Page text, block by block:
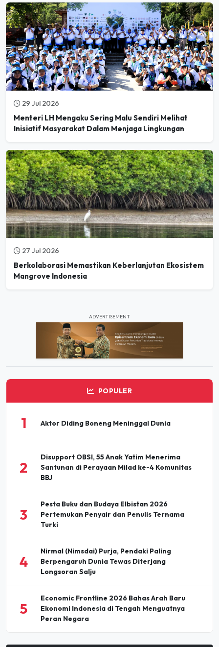
29 Jul 2026
Menteri LH Mengaku Sering Malu Sendiri Melihat
Inisiatif Masyarakat Dalam Menjaga Lingkungan
27 Jul 2026
Berkolaborasi Memastikan Keberlanjutan Ekosistem
Mangrove Indonesia
ADVERTISEMENT
POPULER
1 Aktor Diding Boneng Meninggal Dunia
2
Disupport OBSI, 55 Anak Yatim Menerima
Santunan di Perayaan Milad ke-4 Komunitas
BBJ
3
Pesta Buku dan Budaya Elbistan 2026
Pertemukan Penyair dan Penulis Ternama
Turki
4
Nirmal (Nimsdai) Purja, Pendaki Paling
Berpengaruh Dunia Tewas Diterjang
Longsoran Salju
5
Economic Frontline 2026 Bahas Arah Baru
Ekonomi Indonesia di Tengah Menguatnya
Peran Negara